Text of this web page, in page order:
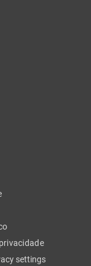
settings